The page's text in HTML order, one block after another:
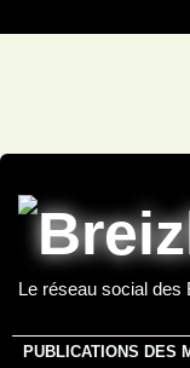
Le réseau social des
PUBLICATIONS DES